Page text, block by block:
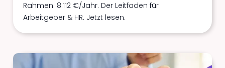
Rahmen: 8.112 €/Jahr. Der Leitfaden für
Arbeitgeber & HR. Jetzt lesen.